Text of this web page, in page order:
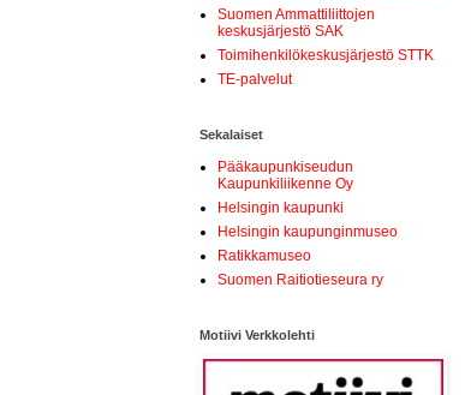
Suomen Ammattiliittojen
keskusjärjestö SAK
Toimihenkilökeskusjärjestö STTK
TE-palvelut
Sekalaiset
Pääkaupunkiseudun
Kaupunkiliikenne Oy
Helsingin kaupunki
Helsingin kaupunginmuseo
Ratikkamuseo
Suomen Raitiotieseura ry
Motiivi Verkkolehti